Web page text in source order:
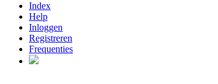
Index
Help
Inloggen
Registreren
Frequenties